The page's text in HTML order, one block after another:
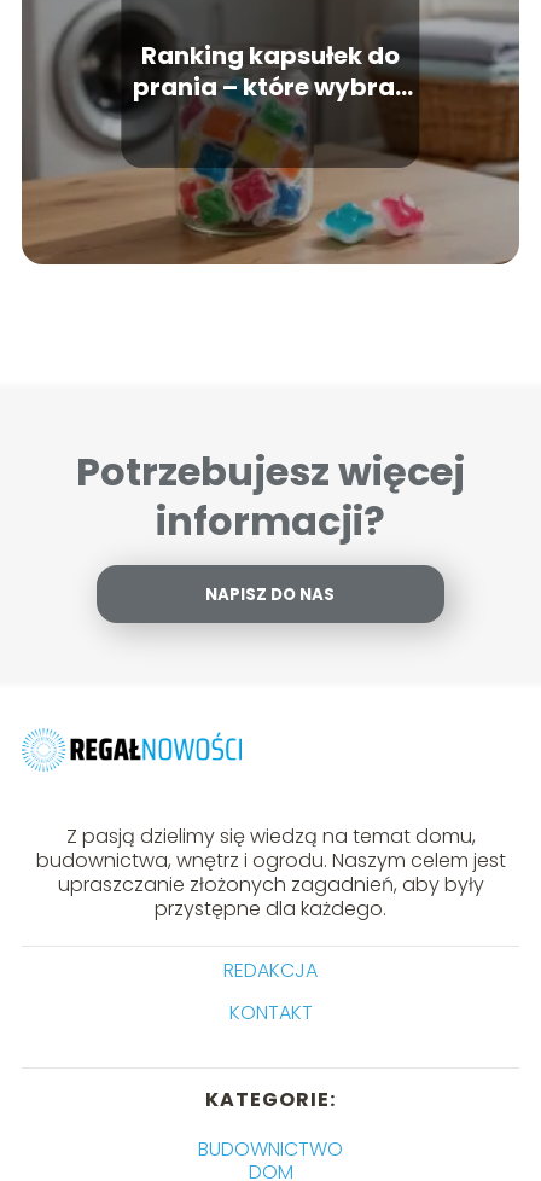
Ranking kapsułek do
prania – które wybrać
do domu?
Potrzebujesz więcej
informacji?
NAPISZ DO NAS
Z pasją dzielimy się wiedzą na temat domu,
budownictwa, wnętrz i ogrodu. Naszym celem jest
upraszczanie złożonych zagadnień, aby były
przystępne dla każdego.
REDAKCJA
KONTAKT
KATEGORIE:
BUDOWNICTWO
DOM